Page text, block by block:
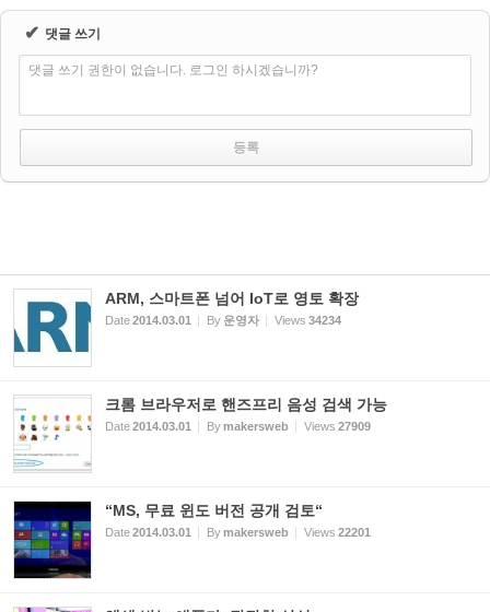
✔ 댓글 쓰기
댓글 쓰기 권한이 없습니다. 로그인 하시겠습니까?
ARM, 스마트폰 넘어 IoT로 영토 확장
Date2014.03.01 By 운영자 Views 34234
크롬 브라우저로 핸즈프리 음성 검색 가능
Date2014.03.01 Bymakersweb Views 27909
“MS, 무료 윈도 버전 공개 검토“
Date2014.03.01 Bymakersweb Views 22201